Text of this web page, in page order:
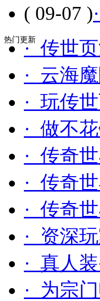
( 09-07 )
热门更新· 传世
· 云海
· 玩传
· 做不
· 传奇
· 传奇
· 传奇
· 资深
· 真人
· 为宗